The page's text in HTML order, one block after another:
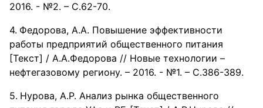
2016. - №2. – С.62-70.
Федорова, А.А. Повышение эффективности
работы предприятий общественного питания
[Текст] / А.А.Федорова // Новые технологии –
нефтегазовому региону. – 2016. - №1. – С.386-389.
Нурова, А.Р. Анализ рынка общественного